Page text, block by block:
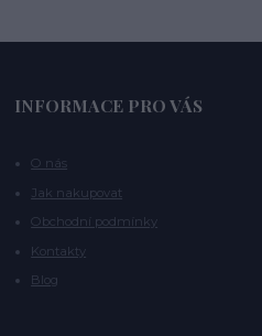
INFORMACE PRO VÁS
O nás
Jak nakupovat
Obchodní podmínky
Kontakty
Blog